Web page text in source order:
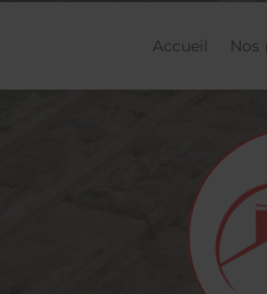
Accueil Nos